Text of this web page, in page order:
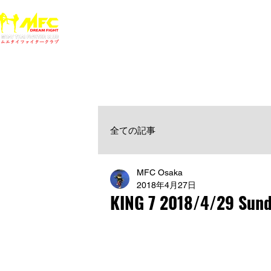
全ての記事
KING 7 2018/4/29
MFC Osaka
2018年4月27日